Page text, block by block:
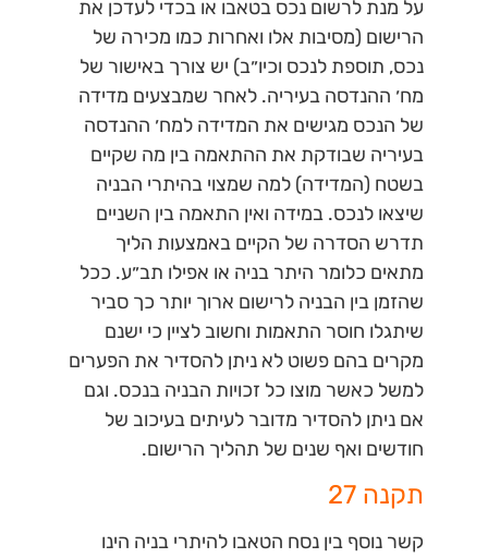
על מנת לרשום נכס בטאבו או בכדי לעדכן את
הרישום (מסיבות אלו ואחרות כמו מכירה של
נכס, תוספת לנכס וכיו״ב) יש צורך באישור של
מח׳ ההנדסה בעיריה. לאחר שמבצעים מדידה
של הנכס מגישים את המדידה למח׳ ההנדסה
בעיריה שבודקת את ההתאמה בין מה שקיים
בשטח (המדידה) למה שמצוי בהיתרי הבניה
שיצאו לנכס. במידה ואין התאמה בין השניים
תדרש הסדרה של הקיים באמצעות הליך
מתאים כלומר היתר בניה או אפילו תב״ע. ככל
שהזמן בין הבניה לרישום ארוך יותר כך סביר
שיתגלו חוסר התאמות וחשוב לציין כי ישנם
מקרים בהם פשוט לא ניתן להסדיר את הפערים
למשל כאשר מוצו כל זכויות הבניה בנכס. וגם
אם ניתן להסדיר מדובר לעיתים בעיכוב של
חודשים ואף שנים של תהליך הרישום.
תקנה 27
קשר נוסף בין נסח הטאבו להיתרי בניה הינו